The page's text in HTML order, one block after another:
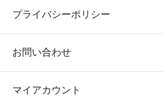
プライバシーポリシー
お問い合わせ
マイアカウント